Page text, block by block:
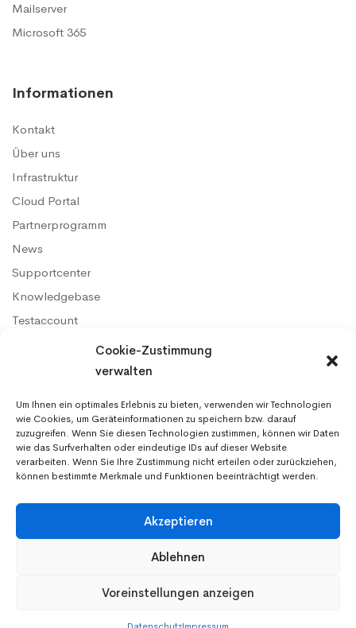
Cookie-Zustimmung
verwalten
Um Ihnen ein optimales Erlebnis zu bieten, verwenden wir Technologien
wie Cookies, um Geräteinformationen zu speichern bzw. darauf
zuzugreifen. Wenn Sie diesen Technologien zustimmen, können wir Daten
wie das Surfverhalten oder eindeutige IDs auf dieser Website
verarbeiten. Wenn Sie Ihre Zustimmung nicht erteilen oder zurückziehen,
können bestimmte Merkmale und Funktionen beeinträchtigt werden.
Akzeptieren
Ablehnen
Voreinstellungen anzeigen
Mailserver
Microsoft 365
Informationen
Kontakt
Über uns
Infrastruktur
Cloud Portal
Partnerprogramm
News
Supportcenter
Knowledgebase
Testaccount
Konditionen & SLA
Impressum
© 2026 – Netqube AG. Alle Rechte vorbehalten.